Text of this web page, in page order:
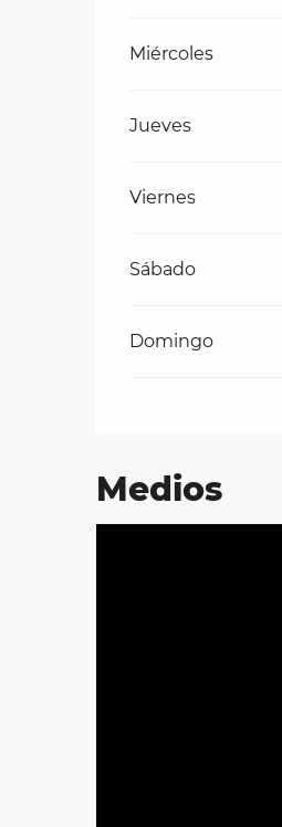
Miércoles
Jueves
Viernes
Sábado
Domingo
Medios